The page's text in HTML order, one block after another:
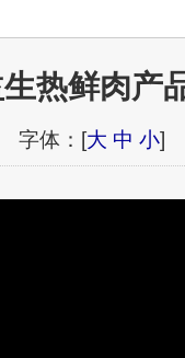
热鲜肉产
体：[大 中 小]